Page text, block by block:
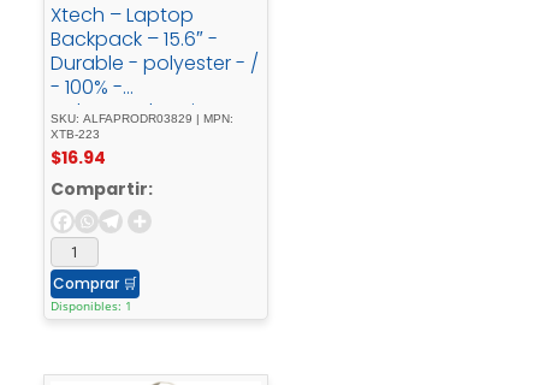
Xtech – Laptop
Backpack – 15.6″ -
Durable - polyester - /
- 100% -
polyesterBlueCity -
Gear - XTB-223
SKU: ALFAPRODR03829 | MPN:
XTB-223
$16.94
Compartir:
Comprar 🛒
Disponibles: 1